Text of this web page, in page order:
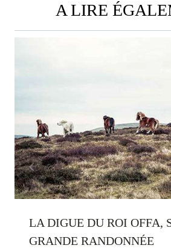
A LIRE
LA DIGUE DU ROI OFFA,
GRANDE RANDONNÉE